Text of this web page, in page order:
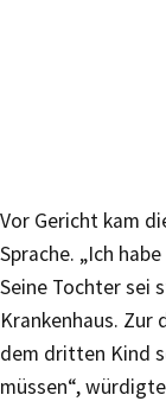
Vor Gericht kam
Sprache. „Ich
Seine Tochter sei
Krankenhaus.
dem dritten Kind
müssen“,